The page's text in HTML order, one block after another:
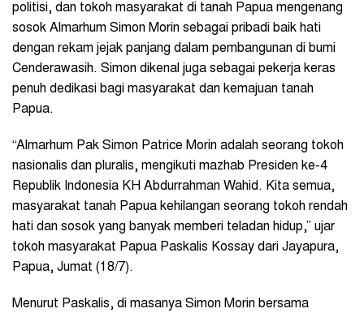
politisi, dan tokoh masyarakat di tanah Papua mengenang
sosok Almarhum Simon Morin sebagai pribadi baik hati
dengan rekam jejak panjang dalam pembangunan di bumi
Cenderawasih. Simon dikenal juga sebagai pekerja keras
penuh dedikasi bagi masyarakat dan kemajuan tanah
Papua.
“Almarhum Pak Simon Patrice Morin adalah seorang tokoh
nasionalis dan pluralis, mengikuti mazhab Presiden ke-4
Republik Indonesia KH Abdurrahman Wahid. Kita semua,
masyarakat tanah Papua kehilangan seorang tokoh rendah
hati dan sosok yang banyak memberi teladan hidup,” ujar
tokoh masyarakat Papua Paskalis Kossay dari Jayapura,
Papua, Jumat (18/7).
Menurut Paskalis, di masanya Simon Morin bersama